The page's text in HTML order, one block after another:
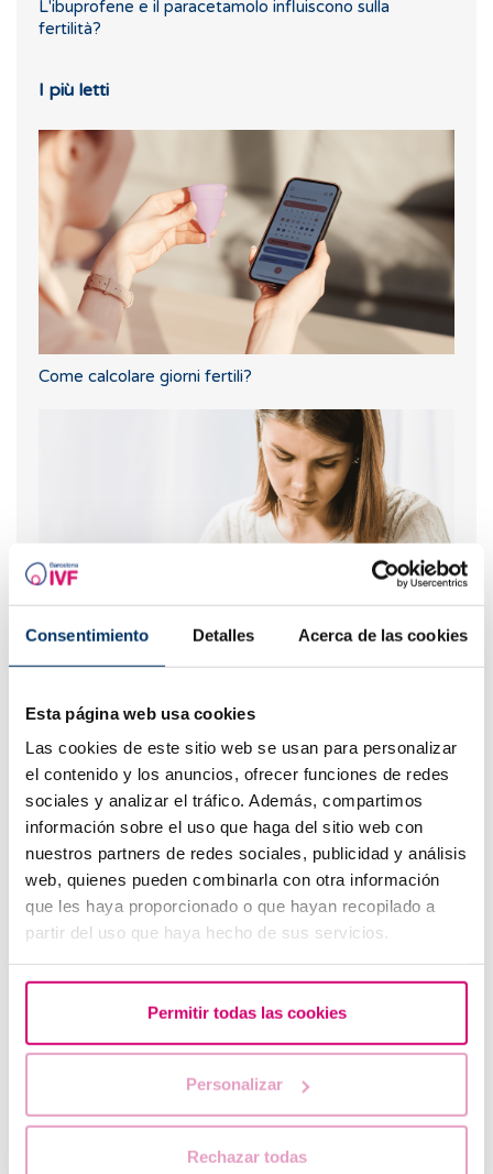
Consentimiento Detalles Acerca de las cookies
Esta página web usa cookies
Las cookies de este sitio web se usan para personalizar
el contenido y los anuncios, ofrecer funciones de redes
sociales y analizar el tráfico. Además, compartimos
información sobre el uso que haga del sitio web con
nuestros partners de redes sociales, publicidad y análisis
web, quienes pueden combinarla con otra información
que les haya proporcionado o que hayan recopilado a
partir del uso que haya hecho de sus servicios.
Permitir todas las cookies
Personalizar
Rechazar todas
L'ibuprofene e il paracetamolo influiscono sulla
fertilità?
I più letti
Come calcolare giorni fertili?
Fertilità e alimentazione: qual è la dieta migliore